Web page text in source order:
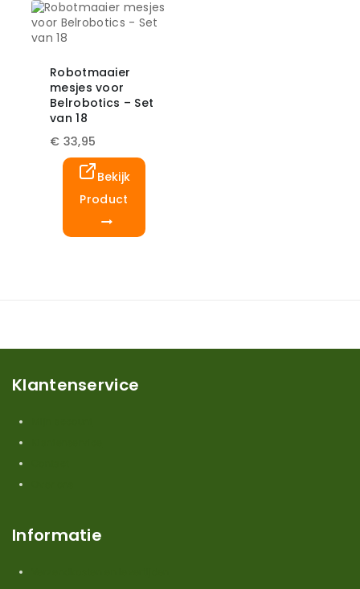
Robotmaaier
mesjes voor
Belrobotics – Set
van 18
€ 33,95
Bekijk
Product
Klantenservice
Informatie